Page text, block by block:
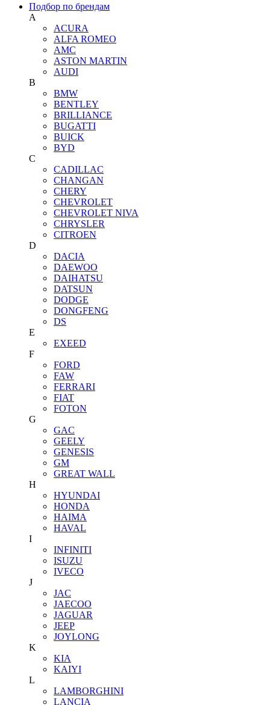
Подбор по брендам
A
ACURA
ALFA ROMEO
AMC
ASTON MARTIN
AUDI
B
BMW
BENTLEY
BRILLIANCE
BUGATTI
BUICK
BYD
C
CADILLAC
CHANGAN
CHERY
CHEVROLET
CHEVROLET NIVA
CHRYSLER
CITROEN
D
DACIA
DAEWOO
DAIHATSU
DATSUN
DODGE
DONGFENG
DS
E
EXEED
F
FORD
FAW
FERRARI
FIAT
FOTON
G
GAC
GEELY
GENESIS
GM
GREAT WALL
H
HYUNDAI
HONDA
HAIMA
HAVAL
I
INFINITI
ISUZU
IVECO
J
JAC
JAECOO
JAGUAR
JEEP
JOYLONG
K
KIA
KAIYI
L
LAMBORGHINI
LANCIA